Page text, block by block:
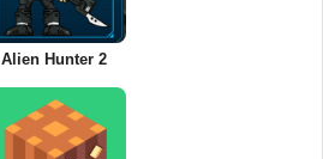
Alien Hunter 2